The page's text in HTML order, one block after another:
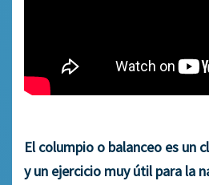
El columpio o balanceo es un
y un ejercicio muy útil para la